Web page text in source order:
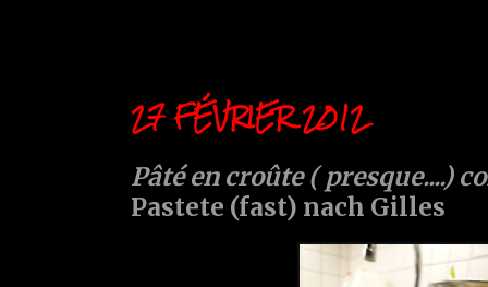
27 FÉVRIER 2012
Pâté en croûte ( presque....)
Pastete (fast) nach Gilles